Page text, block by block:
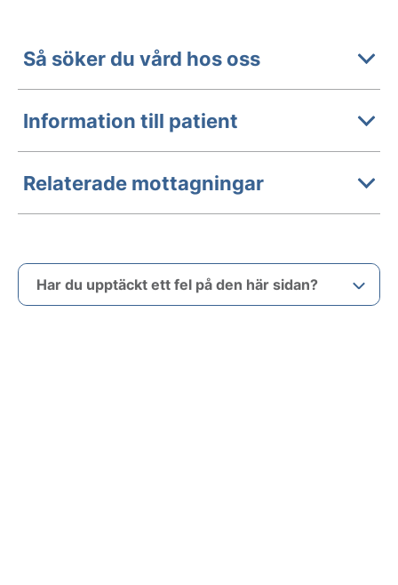
Så söker du vård hos oss
Information till patient
Relaterade mottagningar
Har du upptäckt ett fel på den här sidan?